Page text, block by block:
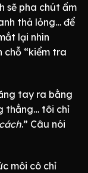
sẽ pha chút ấm
thả lỏng… để
lại nhìn
chỗ “kiểm tra
tay ra bằng
thẳng… tôi chỉ
.” Câu nói
môi cô chỉ